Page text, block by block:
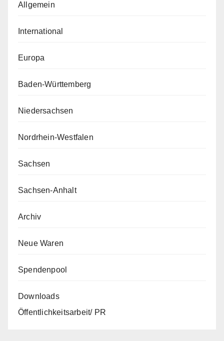
Allgemein
International
Europa
Baden-Württemberg
Niedersachsen
Nordrhein-Westfalen
Sachsen
Sachsen-Anhalt
Archiv
Neue Waren
Spendenpool
Downloads
Öffentlichkeitsarbeit/ PR